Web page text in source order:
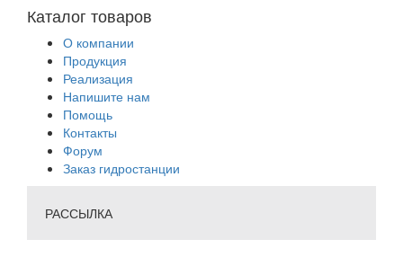
Каталог товаров
О компании
Продукция
Реализация
Напишите нам
Помощь
Контакты
Форум
Заказ гидростанции
РАССЫЛКА